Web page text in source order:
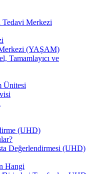
Merkezi
(YAŞAM)
Tamamlayıcı ve
Ünitesi
(UHD)
Değerlendirmesi (UHD)
Hangi